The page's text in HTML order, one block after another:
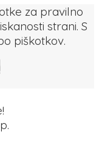
za pravilno
strani. S
piškotkov.